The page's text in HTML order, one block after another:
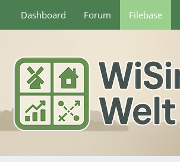
Dashboard Forum Filebase